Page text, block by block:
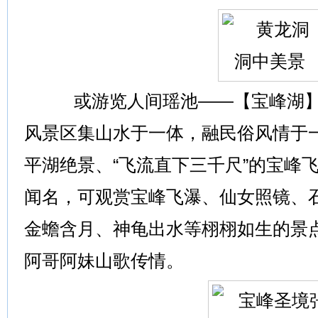
或游览人间瑶池——【宝峰湖】
风景区集山水于一体，融民俗风情于
平湖绝景、“飞流直下三千尺”的宝峰
闻名，可观赏宝峰飞瀑、仙女照镜、
金蟾含月、神龟出水等栩栩如生的景
阿哥阿妹山歌传情。